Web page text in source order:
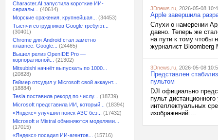
Character.AI запустила короткие ИИ-
сериалы...
(40614)
Морские сражения, крупнейшая...
(34453)
Тысячи сотрудников Google требуют...
(30401)
Chrome для Android стал заметно
плавнее: Google...
(24465)
Вышел релиз OpenIDE Pro —
корпоративной...
(21302)
Mitsubishi начнёт выпускать по 1000...
(20828)
Геймер отсудил у Microsoft свой аккаунт...
(18884)
Tesla поставила рекорд по числу...
(18739)
Microsoft представила ИИ, который...
(18394)
«Яндекс» улучшил поиск АЗС без...
(17432)
Microsoft и Mistral обменяются моделями...
(17015)
«Яндекс» посадил ИИ-агентов...
(15716)
3Dnews.ru , 2026-05-08
Apple завершила
Слухи о намерении
давно. Теперь же
на пути к тому чтобы
журналист Bloomberg
3Dnews.ru , 2026-05-08
Представлен
пультом
DJI официально
пульт
интеллектуальных
изображений:...